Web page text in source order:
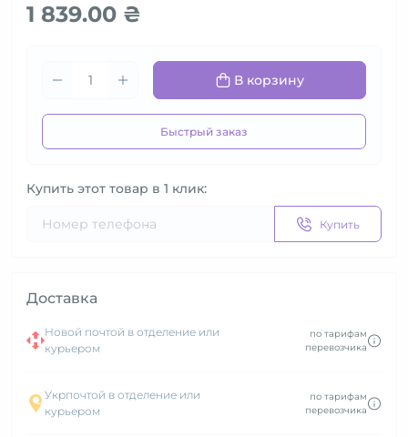
1 839.00 ₴
В корзину
Быстрый заказ
Купить этот товар в 1 клик:
Купить
Доставка
Новой почтой в отделение или
курьером
по тарифам
перевозчика
Укрпочтой в отделение или
курьером
по тарифам
перевозчика